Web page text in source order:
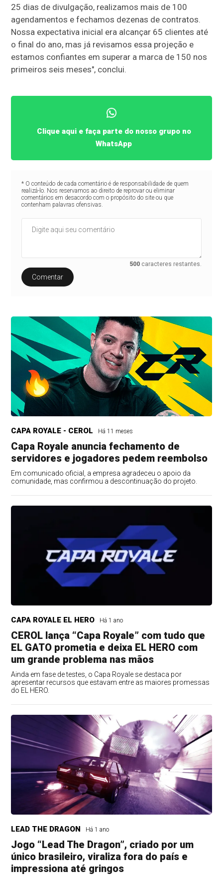
25 dias de divulgação, realizamos mais de 100
agendamentos e fechamos dezenas de contratos.
Nossa expectativa inicial era alcançar 65 clientes até
o final do ano, mas já revisamos essa projeção e
estamos confiantes em superar a marca de 150 nos
primeiros seis meses", conclui.
Clique aqui e faça parte do nosso grupo no
WhatsApp
* O conteúdo de cada comentário é de responsabilidade de quem
realizá-lo. Nos reservamos ao direito de reprovar ou eliminar
comentários em desacordo com o propósito do site ou que
contenham palavras ofensivas.
500 caracteres restantes.
Comentar
CAPA ROYALE - CEROL Há 11 meses
Capa Royale anuncia fechamento de
servidores e jogadores pedem reembolso
Em comunicado oficial, a empresa agradeceu o apoio da
comunidade, mas confirmou a descontinuação do projeto.
CAPA ROYALE EL HERO Há 1 ano
CEROL lança “Capa Royale” com tudo que
EL GATO prometia e deixa EL HERO com
um grande problema nas mãos
Ainda em fase de testes, o Capa Royale se destaca por
apresentar recursos que estavam entre as maiores promessas
do EL HERO.
LEAD THE DRAGON Há 1 ano
Jogo “Lead The Dragon”, criado por um
único brasileiro, viraliza fora do país e
impressiona até gringos